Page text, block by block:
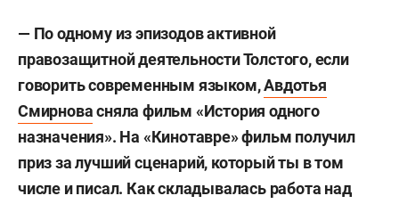
— По одному из эпизодов активной
правозащитной деятельности Толстого, если
говорить современным языком,Авдотья
Смирновасняла фильм «История одного
назначения». На «Кинотавре» фильм получил
приз за лучший сценарий, который ты в том
числе и писал. Как складывалась работа над